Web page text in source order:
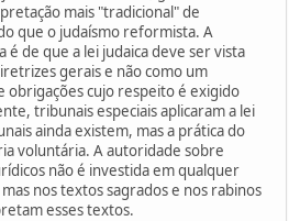
mais "tradicional" de
que o judaísmo reformista. A
é de que a lei judaica deve ser vista
gerais e não como um
obrigações cujo respeito é exigido
tribunais especiais aplicaram a lei
ainda existem, mas a prática do
voluntária. A autoridade sobre
não é investida em qualquer
nos textos sagrados e nos rabinos
esses textos.